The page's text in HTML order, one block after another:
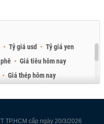
Tỷ giá usd
Tỷ giá yen
Giá tiêu hôm nay
Giá thép hôm nay
TP.HCM cấp ngày 20/3/2026